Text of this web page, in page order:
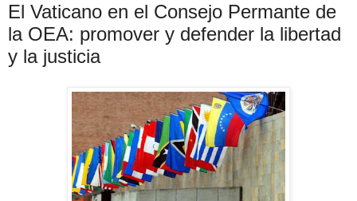
El Vaticano en el Consejo Permante de
la OEA: promover y defender la libertad
y la justicia